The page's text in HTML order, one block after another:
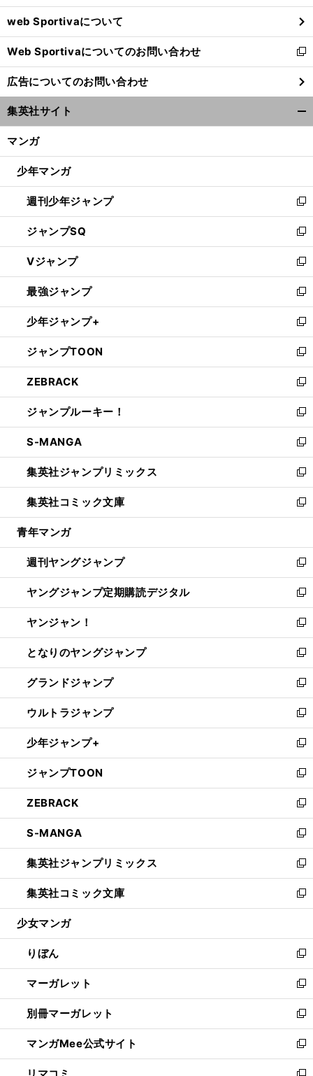
ウ
で
開
く
web Sportivaについて
Web Sportivaについてのお問い合わせ
新
し
い
ウ
ィ
ン
ウ
開
く
広告についてのお問い合わせ
集英社サイト
マンガ
少年マンガ
週刊少年ジャンプ
新
し
い
ウ
ィ
ン
ド
ウ
で
開
く
ジャンプSQ
新
し
い
ウ
ィ
ン
ド
ウ
で
開
く
Vジャンプ
新
し
い
ウ
ィ
ン
ド
ウ
で
開
く
最強ジャンプ
新
し
い
ウ
ィ
ン
ド
ウ
で
開
く
少年ジャンプ+
新
し
い
ウ
ィ
ン
ド
ウ
で
開
く
ジャンプTOON
新
し
い
ウ
ィ
ン
ド
ウ
で
開
く
ZEBRACK
新
し
い
ウ
ィ
ン
ド
ウ
で
開
ジャンプルーキー！
新
し
い
ウ
ィ
ン
ド
ウ
開
く
S-MANGA
新
し
い
ウ
ィ
ン
ウ
で
開
く
集英社ジャンプリミックス
新
し
い
ウ
ン
ド
ウ
で
開
く
集英社コミック文庫
新
し
ウ
ィ
ン
ド
ウ
で
開
く
青年マンガ
週刊ヤングジャンプ
新
し
い
ウ
ィ
ン
ド
ウ
で
開
く
ヤングジャンプ定期購読デジタル
新
し
い
ウ
ィ
ン
ド
ウ
で
開
く
ヤンジャン！
新
し
い
ウ
ィ
ン
ド
ウ
で
開
く
となりのヤングジャンプ
新
し
い
ウ
ィ
ン
ド
ウ
で
開
く
グランドジャンプ
新
し
い
ウ
ィ
ン
ド
ウ
で
開
く
ウルトラジャンプ
新
し
い
ウ
ィ
ン
ド
ウ
で
開
く
少年ジャンプ+
新
し
い
ウ
ィ
ン
ド
ウ
で
開
く
ジャンプTOON
新
し
い
ウ
ィ
ン
ド
ウ
で
開
ZEBRACK
新
し
い
ウ
ィ
ン
ド
ウ
開
く
S-MANGA
新
し
い
ウ
ィ
ン
ウ
で
開
く
集英社ジャンプリミックス
新
し
い
ウ
ン
ド
ウ
で
開
く
集英社コミック文庫
新
し
ウ
ィ
ン
ド
ウ
で
開
く
少女マンガ
りぼん
新
し
い
ウ
ィ
ン
ド
ウ
マーガレット
新
し
い
ウ
ィ
ン
別冊マーガレット
新
し
い
ウ
マンガMee公式サイト
新
し